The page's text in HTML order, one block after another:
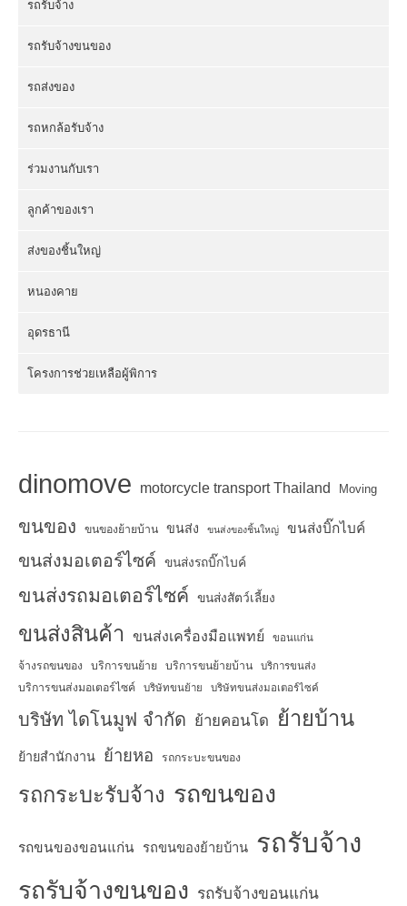
รถรับจ้าง
รถรับจ้างขนของ
รถส่งของ
รถหกล้อรับจ้าง
ร่วมงานกับเรา
ลูกค้าของเรา
ส่งของชิ้นใหญ่
หนองคาย
อุดรธานี
โครงการช่วยเหลือผู้พิการ
dinomove motorcycle transport Thailand Moving
ขนของ ขนของย้ายบ้าน ขนส่ง ขนส่งของชิ้นใหญ่ ขนส่งบิ๊กไบค์
ขนส่งมอเตอร์ไซค์ ขนส่งรถบิ๊กไบค์
ขนส่งรถมอเตอร์ไซค์ ขนส่งสัตว์เลี้ยง
ขนส่งสินค้า ขนส่งเครื่องมือแพทย์ ขอนแก่น
จ้างรถขนของ บริการขนย้าย บริการขนย้ายบ้าน บริการขนส่ง
บริการขนส่งมอเตอร์ไซค์ บริษัทขนย้าย บริษัทขนส่งมอเตอร์ไซค์
บริษัท ไดโนมูฟ จำกัด ย้ายคอนโด ย้ายบ้าน
ย้ายสำนักงาน ย้ายหอ รถกระบะขนของ
รถกระบะรับจ้าง รถขนของ
รถขนของขอนแก่น รถขนของย้ายบ้าน รถรับจ้าง
รถรับจ้างขนของ รถรับจ้างขอนแก่น